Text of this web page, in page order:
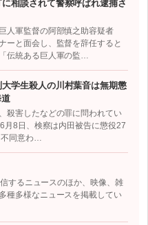
相談されて警察呼ばれ逮捕さ
人軍監督の阿部慎之助容疑者
ーと面会し、監督を辞任すると
伝統ある巨人軍の監…
学生殺人の川村葉音は無期懲
殺害したなどの罪に問われてい
月8日、検察は内田被告に懲役27
不同意わ…
するニュースのほか、映像、雑
種多様なニュースを掲載してい